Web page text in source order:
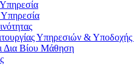
Υπηρεσία
Υπηρεσιών &
Δια Βίου Μάθηση